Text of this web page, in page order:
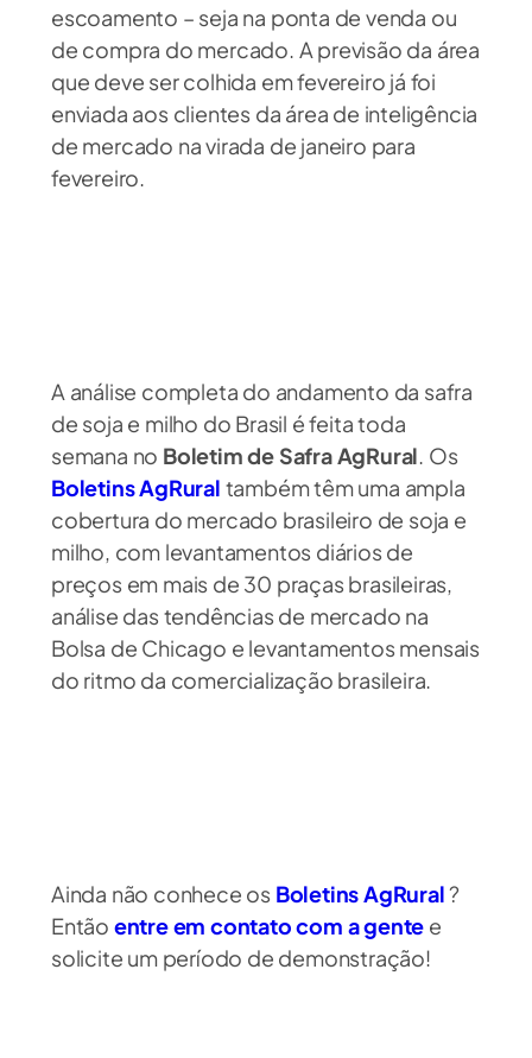
escoamento – seja na ponta de venda ou
de compra do mercado. A previsão da área
que deve ser colhida em fevereiro já foi
enviada aos clientes da área de inteligência
de mercado na virada de janeiro para
fevereiro.
A análise completa do andamento da safra
de soja e milho do Brasil é feita toda
semana no Boletim de Safra AgRural. Os
Boletins AgRural também têm uma ampla
cobertura do mercado brasileiro de soja e
milho, com levantamentos diários de
preços em mais de 30 praças brasileiras,
análise das tendências de mercado na
Bolsa de Chicago e levantamentos mensais
do ritmo da comercialização brasileira.
Ainda não conhece os Boletins AgRural?
Então entre em contato com a gente e
solicite um período de demonstração!